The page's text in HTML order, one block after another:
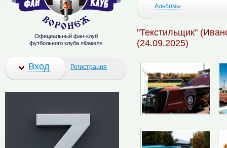
Альбомы
"Текстильщик"
(24.09.2025)
Официальный фан-клуб
футбольного клуба «Факел»
Вход Регистрация